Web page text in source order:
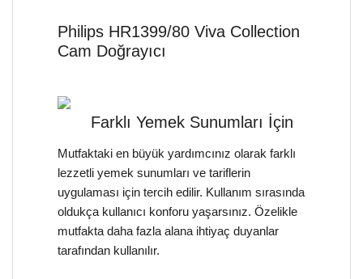
Philips HR1399/80 Viva Collection
Cam Doğrayıcı
Farklı Yemek Sunumları İçin
Mutfaktaki en büyük yardımcınız olarak farklı
lezzetli yemek sunumları ve tariflerin
uygulaması için tercih edilir. Kullanım sırasında
oldukça kullanıcı konforu yaşarsınız. Özelikle
mutfakta daha fazla alana ihtiyaç duyanlar
tarafından kullanılır.